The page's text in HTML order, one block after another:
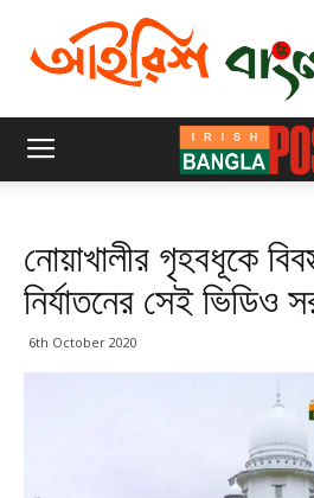
নোয়াখালীর গৃহবধূকে
নির্যাতনের সেই ভিডিও
6th October 2020